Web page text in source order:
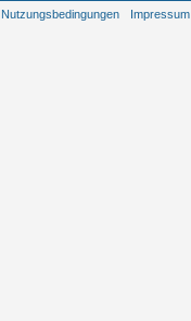
Nutzungsbedingungen
Impressum